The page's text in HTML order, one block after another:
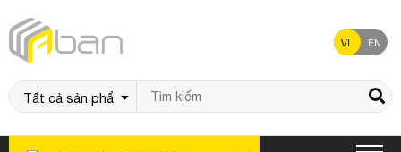
VI EN